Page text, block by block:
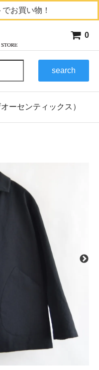
お買い物！
0
search
ーセンティックス）